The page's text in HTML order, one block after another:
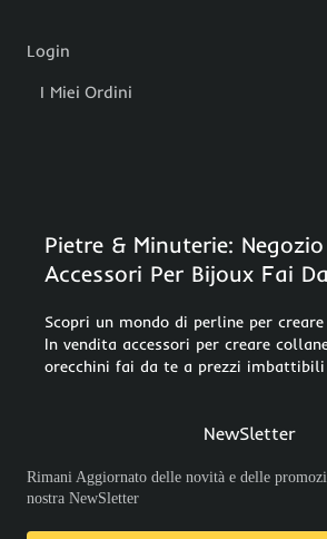
Login
I Miei Ordini
Pietre & Minuterie:
Accessori Per Bijoux Fai
Scopri un mondo di perline per
In vendita accessori per creare
orecchini fai da te a prezzi
NewSletter
Rimani Aggiornato delle novità e delle
nostra NewSletter